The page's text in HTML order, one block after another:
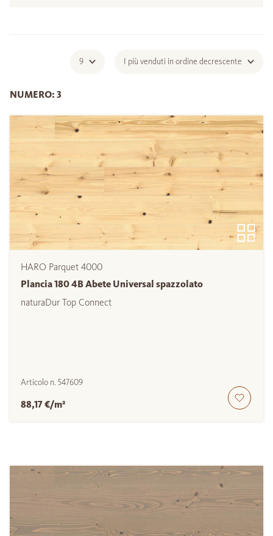
NUMERO: 3
9 I più venduti in ordine decrescente
HARO Parquet 4000
Plancia 180 4B Abete Universal spazzolato
naturaDur Top Connect
Articolo n. 547609
88,17 €/m²